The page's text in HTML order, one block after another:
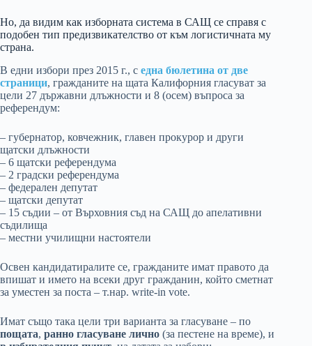
Но, да видим как изборната система в САЩ се справя с
подобен тип предизвикателство от към логистичната му
страна.
В едни избори през 2015 г., с една бюлетина от две
страници, гражданите на щата Калифорния гласуват за
цели 27 държавни длъжности и 8 (осем) въпроса за
референдум:
– губернатор, ковчежник, главен прокурор и други
щатски длъжности
– 6 щатски референдума
– 2 градски референдума
– федерален депутат
– щатски депутат
– 15 съдии – от Върховния съд на САЩ до апелативни
съдилища
– местни училищни настоятели
Освен кандидатиралите се, гражданите имат правото да
впишат и името на всеки друг гражданин, който сметнат
за уместен за поста – т.нар. write-in vote.
Имат също така цели три варианта за гласуване – по
пощата, ранно гласуване лично (за пестене на време), и